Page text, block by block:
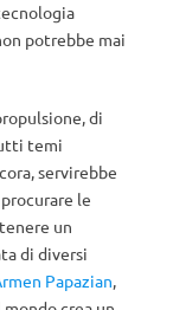
potrebbe mai
di
temi
servirebbe
le
un
di diversi
Papazian,